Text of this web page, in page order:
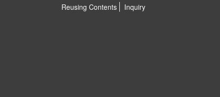
Reusing Contents
Inquiry